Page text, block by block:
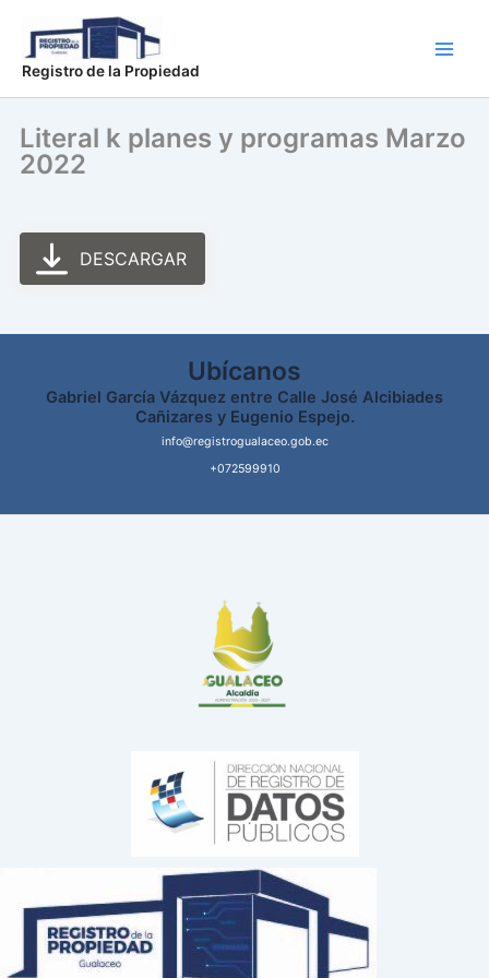
contenido
Registro de la Propiedad
Literal k planes y programas Marzo
2022
DESCARGAR
Ubícanos
Gabriel García Vázquez entre Calle José Alcibiades
Cañizares y Eugenio Espejo.
info@registrogualaceo.gob.ec
+072599910